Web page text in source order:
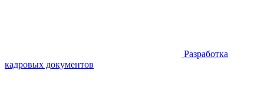
Разработка
кадровых документов